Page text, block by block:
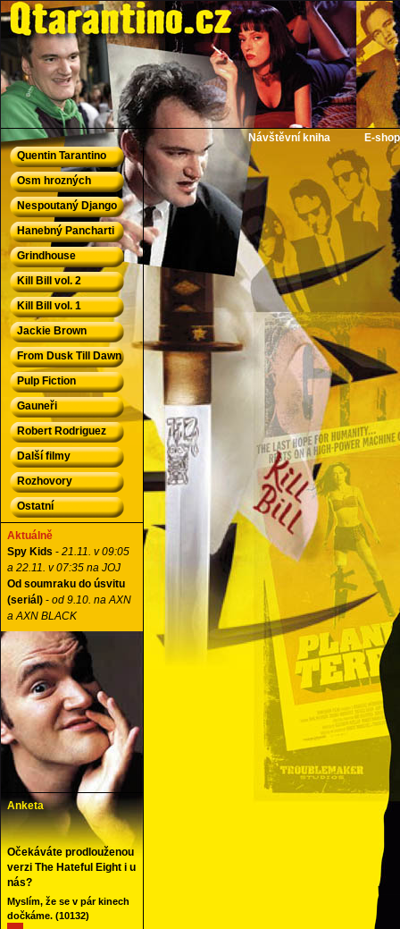
QTarantino.cz - Quentin Tarantino
Návštěvní kniha
E-shop
Quentin Tarantino
Osm hrozných
Nespoutaný Django
Hanebný Pancharti
Grindhouse
Kill Bill vol. 2
Kill Bill vol. 1
Jackie Brown
From Dusk Till Dawn
Pulp Fiction
Gauneři
Robert Rodriguez
Další filmy
Rozhovory
Ostatní
Aktuálně
Spy Kids - 21.11. v 09:05
a 22.11. v 07:35 na JOJ
Od soumraku do úsvitu
(seriál) - od 9.10. na AXN
a AXN BLACK
Anketa
Očekáváte prodlouženou
verzi The Hateful Eight i u
nás?
Myslím, že se v pár kinech
dočkáme. (10132)